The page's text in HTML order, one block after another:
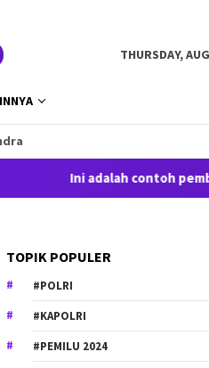
THURSDAY,
Ini adalah contoh
TOPIK POPULER
#POLRI
#KAPOLRI
#PEMILU 2024